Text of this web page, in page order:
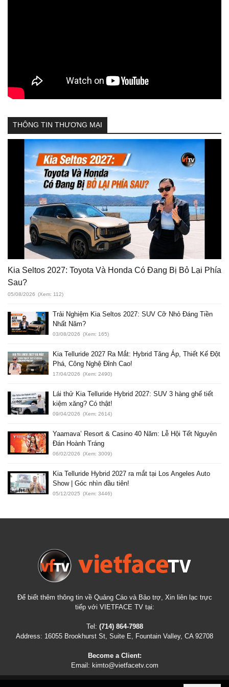
THÔNG TIN THƯƠNG MẠI
Kia Seltos 2027: Toyota Và Honda Có Đang Bị Bỏ Lại Phía
Sau?
05/08/2026 (Xem: 112)
Trải Nghiệm Kia Seltos 2027: SUV Cỡ Nhỏ Đáng Tiền
Nhất Năm?
03/08/2026 (Xem: 165)
Kia Telluride 2027 Ra Mắt: Hybrid Tăng Áp, Thiết Kế Đột
Phá, Công Nghệ Đỉnh Cao!
17/04/2026 (Xem: 2490)
Lái thử Kia Telluride Hybrid 2027: SUV 3 hàng ghế tiết
kiệm xăng? Có thật!
09/04/2026 (Xem: 2614)
Yaamava’ Resort & Casino 40 Năm: Lễ Hội Tết Nguyên
Đán Hoành Tráng
06/02/2026 (Xem: 3009)
Kia Telluride Hybrid 2027 ra mắt tại Los Angeles Auto
Show | Góc nhìn đầu tiên!
05/12/2025 (Xem: 3446)
Để biết thêm thông tin về Quảng Cáo và Bảo trợ, Xin liên lạc trực
tiếp với VIETFACE TV tại:
Tel: (714) 864-7988
Address: 16055 Brookhurst St, Suite E, Fountain Valley, CA 92708
Become a Client:
Email: kimto@vietfacetv.com